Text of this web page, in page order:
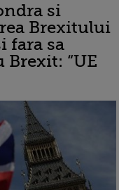
si
Brexitului
fara sa
“UE